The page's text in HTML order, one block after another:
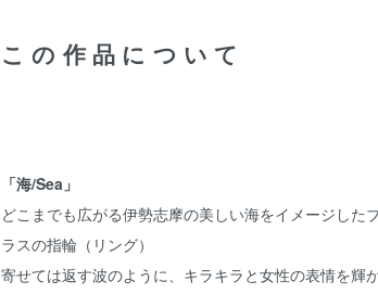
この作品について
「海/Sea」
どこまでも広がる伊勢志摩の美しい海をイメージした
ラスの指輪（リング）
寄せては返す波のように、キラキラと女性の表情を輝か